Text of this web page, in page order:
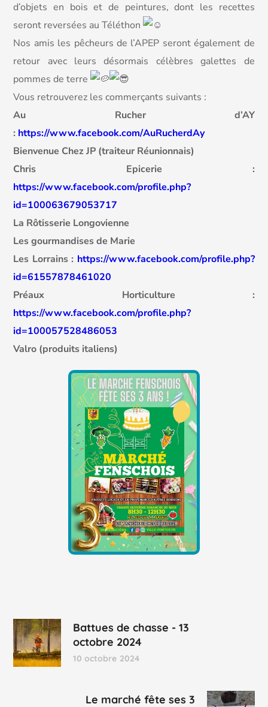
d’objets en bois et de peintures, dont les recettes
seront reversées au Téléthon
Nos amis les pêcheurs de l’APEP seront également de
retour avec leurs désormais célèbres galettes de
pommes de terre
Vous retrouverez les commerçants suivants :
Au Rucher d’AY
: https://www.facebook.com/AuRucherdAy
Bienvenue Chez JP (traiteur Réunionnais)
Chris Epicerie :
https://www.facebook.com/profile.php?
id=100063679053717
La Rôtisserie Longovienne
Les gourmandises de Marie
Les Lorrains : https://www.facebook.com/profile.php?
id=61557878461020
Préaux Horticulture :
https://www.facebook.com/profile.php?
id=100057528486053
Valro (produits italiens)
Battues de chasse - 13
octobre 2024
10 octobre 2024
Le marché fête ses 3